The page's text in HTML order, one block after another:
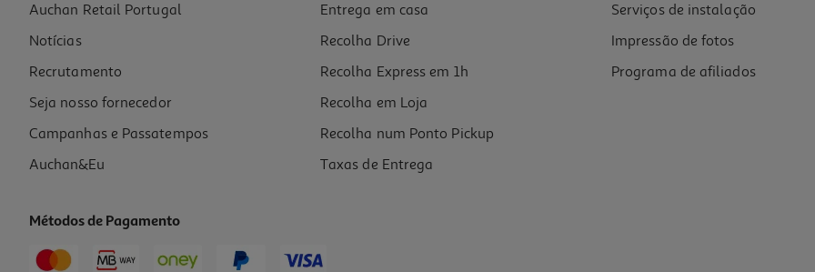
Smartphone Xiaomi Redmi 15c (6.9'' 4/128gb Moonlight Blue)
129.99 €/un
129,99 €
Auchan Retail Portugal
Notícias
Recrutamento
Seja nosso fornecedor
Campanhas e Passatempos
Auchan&Eu
Entrega em casa
Recolha Drive
Recolha Express em 1h
Recolha em Loja
Recolha num Ponto Pickup
Taxas de Entrega
Serviços de instalação
Impressão de fotos
Programa de afiliados
Métodos de Pagamento